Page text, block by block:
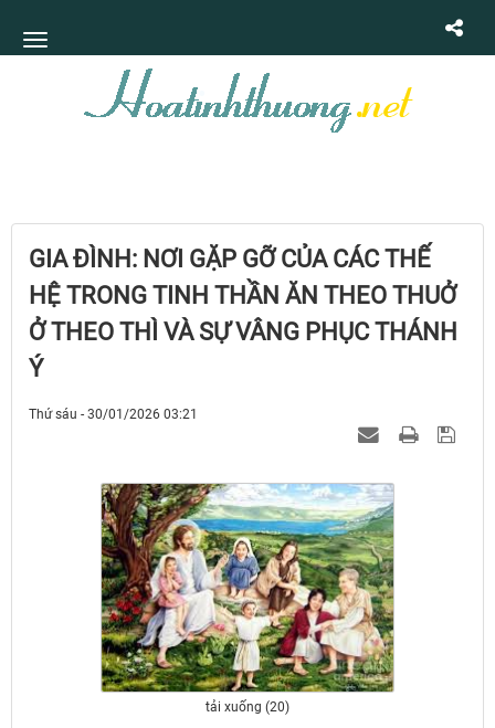
GIA ĐÌNH: NƠI GẶP GỠ CỦA CÁC THẾ
HỆ TRONG TINH THẦN ĂN THEO THUỞ
Ở THEO THÌ VÀ SỰ VÂNG PHỤC THÁNH
Ý
Thứ sáu - 30/01/2026 03:21
tải xuống (20)